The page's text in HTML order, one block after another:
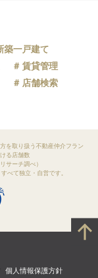
築一戸建て
賃貸管理
店舗検索
を取り扱う不動産仲介フラン
る店舗数
サーチ調べ）
べて独立・自営です。
個人情報保護方針